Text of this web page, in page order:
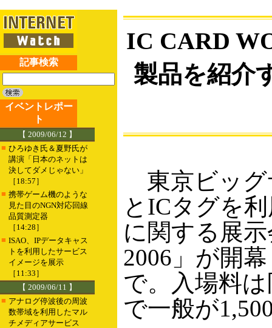
記事検索
イベントレポー
ト
【 2009/06/12 】
■ ひろゆき氏＆夏野氏が
講演「日本のネットは
決してダメじゃない」
［18:57］
■ 携帯ゲーム機のような
見た目のNGN対応回線
品質測定器
［14:28］
■ ISAO、IPデータキャス
トを利用したサービス
イメージを展示
［11:33］
【 2009/06/11 】
■ アナログ停波後の周波
数帯域を利用したマル
チメディアサービス
IC CARD
製品を紹介
東京ビッグ
とICタグを
に関する展
2006」が開
で。入場料
で一般が